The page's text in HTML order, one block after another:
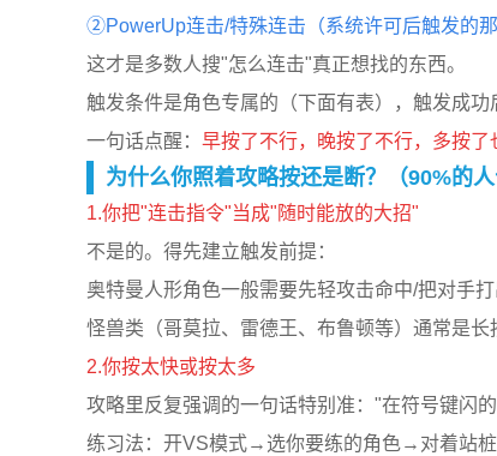
②PowerUp连击/特殊连击（系统许可后触发的那
这才是多数人搜"怎么连击"真正想找的东西。
触发条件是角色专属的（下面有表），触发成
一句话点醒： 早按了不行，晚按了不行，多按了
为什么你照着攻略按还是断？（90%的人
1.你把"连击指令"当成"随时能放的大招"
不是的。得先建立触发前提：
奥特曼人形角色一般需要先轻攻击命中/把对手
怪兽类（哥莫拉、雷德王、布鲁顿等）通常是
2.你按太快或按太多
攻略里反复强调的一句话特别准："在符号键闪
练习法：开VS模式→选你要练的角色→对着站